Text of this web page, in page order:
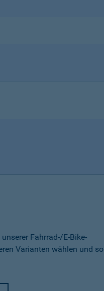
Fahrrad-/E-Bike-
Varianten wählen und so